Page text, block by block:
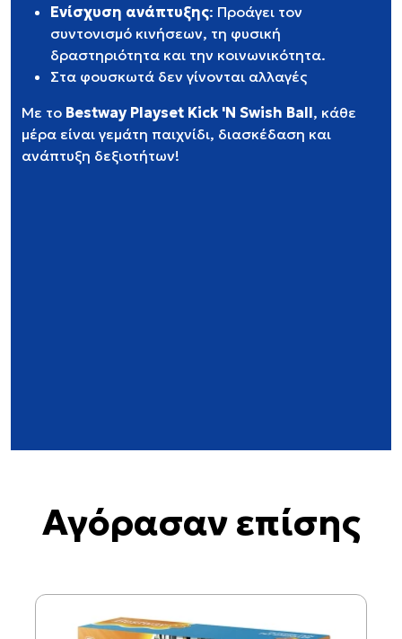
Ενίσχυση ανάπτυξης: Προάγει τον
συντονισμό κινήσεων, τη φυσική
δραστηριότητα και την κοινωνικότητα.
Στα φουσκωτά δεν γίνονται αλλαγές
Με το Bestway Playset Kick 'N Swish Ball, κάθε
μέρα είναι γεμάτη παιχνίδι, διασκέδαση και
ανάπτυξη δεξιοτήτων!
Αγόρασαν επίσης